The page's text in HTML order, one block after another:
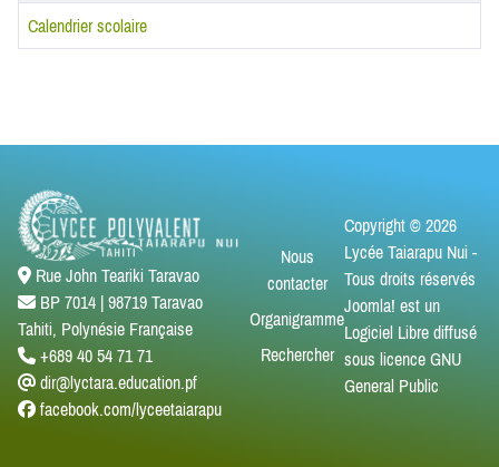
Calendrier scolaire
Rue John Teariki Taravao
BP 7014 | 98719 Taravao
Tahiti, Polynésie Française
+689 40 54 71 71
dir@lyctara.education.pf
facebook.com/lyceetaiarapu
Nous
contacter
Organigramme
Rechercher
Copyright © 2026
Lycée Taiarapu Nui -
Tous droits réservés
Joomla! est un
Logiciel Libre diffusé
sous licence GNU
General Public